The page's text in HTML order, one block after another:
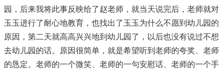
园，后来我将此事反映给了赵老师，就当天说完后，老师就对
玉玉进行了耐心地教育，也找出了玉玉为什么不愿到幼儿园的
原因，第二天就高高兴兴地到幼儿园了，以后也没有说过不想
去幼儿园的话。原因很简单，就是希望听到老师的夸奖、老师
的恳定。老师的一个微笑、老师的一句安慰话、老师的一个手